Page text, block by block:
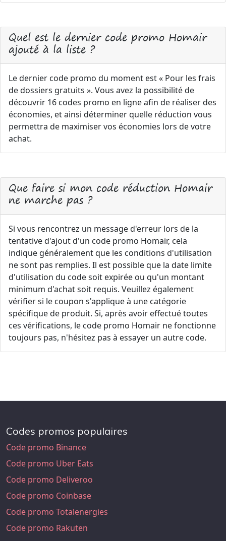
Quel est le dernier code promo Homair
ajouté à la liste ?
Le dernier code promo du moment est « Pour les frais
de dossiers gratuits ». Vous avez la possibilité de
découvrir 16 codes promo en ligne afin de réaliser des
économies, et ainsi déterminer quelle réduction vous
permettra de maximiser vos économies lors de votre
achat.
Que faire si mon code réduction Homair
ne marche pas ?
Si vous rencontrez un message d'erreur lors de la
tentative d'ajout d'un code promo Homair, cela
indique généralement que les conditions d'utilisation
ne sont pas remplies. Il est possible que la date limite
d'utilisation du code soit expirée ou qu'un montant
minimum d'achat soit requis. Veuillez également
vérifier si le coupon s'applique à une catégorie
spécifique de produit. Si, après avoir effectué toutes
ces vérifications, le code promo Homair ne fonctionne
toujours pas, n'hésitez pas à essayer un autre code.
Codes promos populaires
Code promo Binance
Code promo Uber Eats
Code promo Deliveroo
Code promo Coinbase
Code promo Totalenergies
Code promo Rakuten